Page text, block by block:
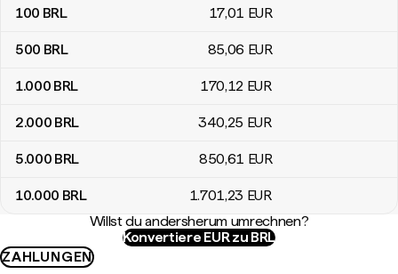
100 BRL 17,01 EUR
500 BRL 85,06 EUR
1.000 BRL 170,12 EUR
2.000 BRL 340,25 EUR
5.000 BRL 850,61 EUR
10.000 BRL 1.701,23 EUR
Willst du andersherum umrechnen?
Konvertiere EUR zu BRL
ZAHLUNGEN